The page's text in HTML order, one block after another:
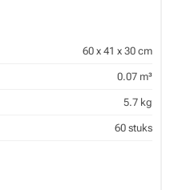
60 x 41 x 30 cm
0.07 m³
5.7 kg
60 stuks